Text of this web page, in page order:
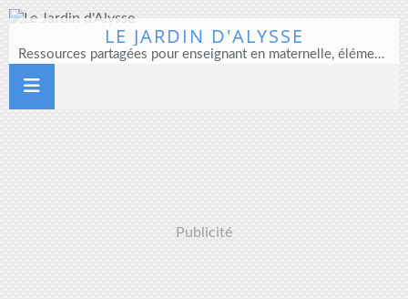
LE JARDIN D'ALYSSE
Ressources partagées pour enseignant en maternelle, élémentaire et direction d'école
Publicité